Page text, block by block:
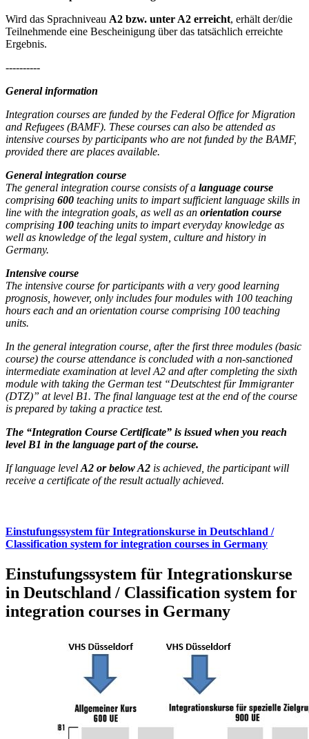
Wird das Sprachniveau A2 bzw. unter A2 erreicht, erhält der/die
Teilnehmende eine Bescheinigung über das tatsächlich erreichte
Ergebnis.
----------
General information
Integration courses are funded by the Federal Office for Migration
and Refugees (BAMF). These courses can also be attended as
intensive courses by participants who are not funded by the BAMF,
provided there are places available.
General integration course
The general integration course consists of a language course
comprising 600 teaching units to impart sufficient language skills in
line with the integration goals, as well as an orientation course
comprising 100 teaching units to impart everyday knowledge as
well as knowledge of the legal system, culture and history in
Germany.
Intensive course
The intensive course for participants with a very good learning
prognosis, however, only includes four modules with 100 teaching
hours each and an orientation course comprising 100 teaching
units.
In the general integration course, after the first three modules (basic
course) the course attendance is concluded with a non-sanctioned
intermediate examination at level A2 and after completing the sixth
module with taking the German test “Deutschtest für Immigranter
(DTZ)” at level B1. The final language test at the end of the course
is prepared by taking a practice test.
The “Integration Course Certificate” is issued when you reach
level B1 in the language part of the course.
If language level A2 or below A2 is achieved, the participant will
receive a certificate of the result actually achieved.
Einstufungssystem für Integrationskurse in Deutschland /
Classification system for integration courses in Germany
Einstufungssystem für Integrationskurse
in Deutschland / Classification system for
integration courses in Germany